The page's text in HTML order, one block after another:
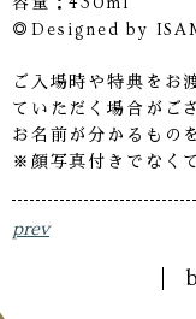
◎Designed by
ご入場時や特典をお
ていただく場合がご
お名前が分かるもの
※顔写真付きでなく
prev